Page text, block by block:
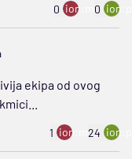
0 ion:minus
0
ekipa od ovog
1 ion:minus
24